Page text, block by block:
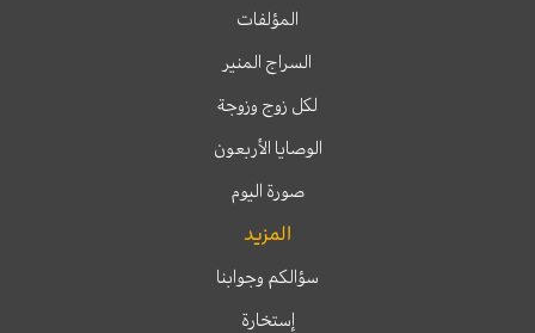
المؤلفات
السراج المنير
لكل زوج وزوجة
الوصايا الأربعون
صورة اليوم
المزيد
سؤالكم وجوابنا
إستخارة